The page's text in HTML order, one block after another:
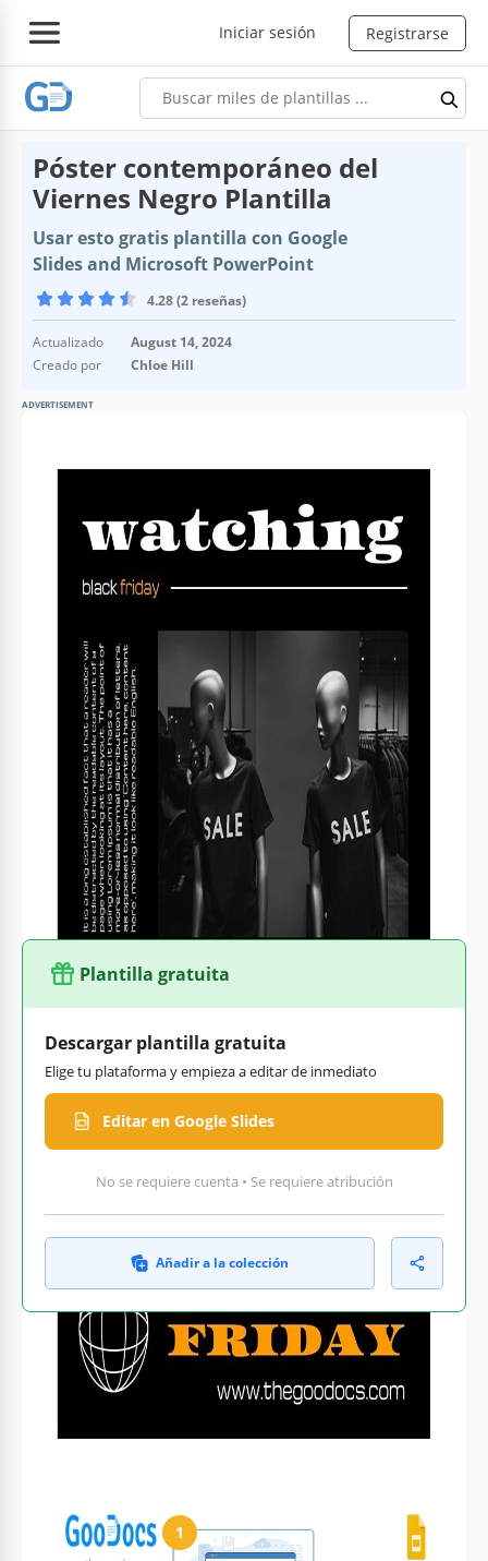
Iniciar sesión Registrarse
Póster contemporáneo del
Viernes Negro Plantilla
Usar esto gratis plantilla con Google
Slides and Microsoft PowerPoint
4.28 (2 reseñas)
Actualizado
August 14, 2024
Creado por
Chloe Hill
ADVERTISEMENT
December 9, 2022
Última actualización
Estadísticas de uso
0 descargas este mes
Sobre esta plantilla
¿Quieres preparar un nuevo folleto personalizado para el
Viernes Negro? La forma más rápida y eficiente es utilizar el
diseño de póster contemporáneo para el Viernes Negro ya
hecho. Puedes añadir cualquier información sobre eventos y
descuentos que tendrán lugar en tu tienda. Puedes utilizar
Google Slides y otros editores de presentaciones para editar
la plantilla.
Plantilla gratuita
Descargar plantilla gratuita
Elige tu plataforma y empieza a editar de inmediato
Editar en Google Slides
No se requiere cuenta • Se requiere atribución
Añadir a la colección
Personaliza texto, imágenes
Listo para imprimir en casa
1